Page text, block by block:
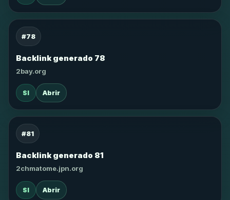
#78
Backlink generado 78
2bay.org
SI Abrir
#81
Backlink generado 81
2chmatome.jpn.org
SI Abrir